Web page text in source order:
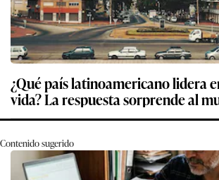
¿Qué país latinoamericano lidera
vida? La respuesta sorprende al
Contenido sugerido